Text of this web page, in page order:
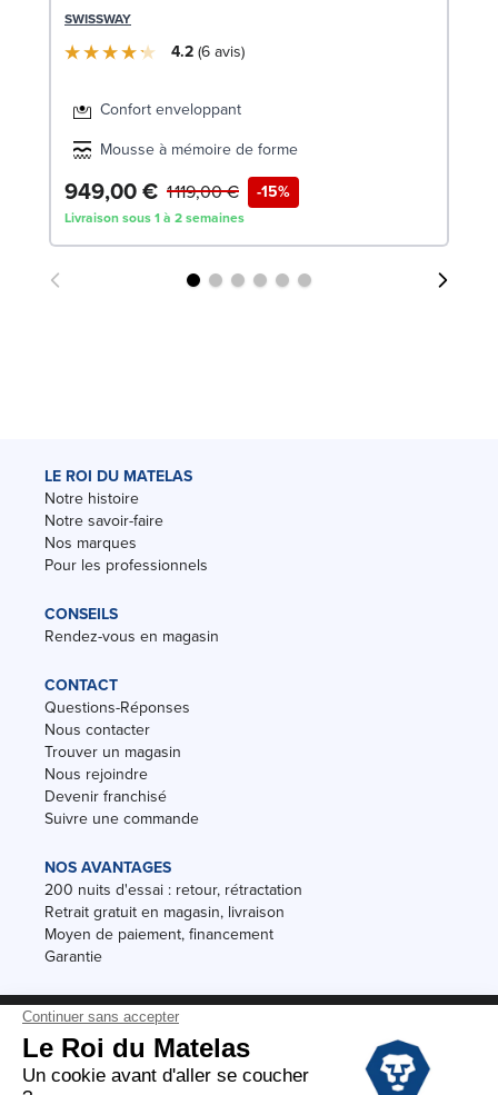
SWISSWAY
4.2 6avis
Confort enveloppant
Mousse à mémoire de forme
949,00 € -15%
1 119,00 €
Livraison sous 1 à 2 semaines
LE ROI DU MATELAS
Notre histoire
Notre savoir-faire
Nos marques
Pour les professionnels
CONSEILS
Rendez-vous en magasin
CONTACT
Questions-Réponses
Nous contacter
Trouver un magasin
Nous rejoindre
Devenir franchisé
Suivre une commande
NOS AVANTAGES
200 nuits d'essai : retour, rétractation
Retrait gratuit en magasin, livraison
Moyen de paiement, financement
Garantie
Conditions des offres
Black Friday
Destockage